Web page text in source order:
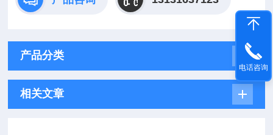
产品分类
相关文章
电话咨询